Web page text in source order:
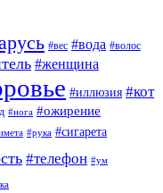
#вес #вода #волос
#женщина
#иллюзия #кот
#нога #ожирение
#рука #сигарета
#телефон #ум